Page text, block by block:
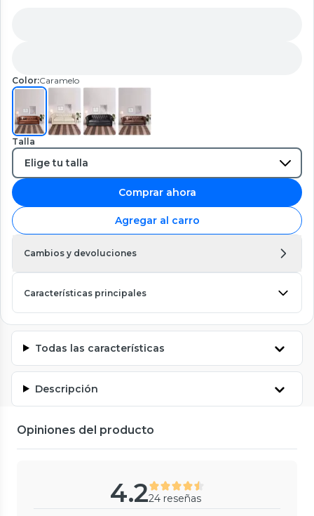
Color:Caramelo
Talla
Comprar ahora
Agregar al carro
Cambios y devoluciones
Características principales
Todas las características
Descripción
Opiniones del producto
4.224 reseñas